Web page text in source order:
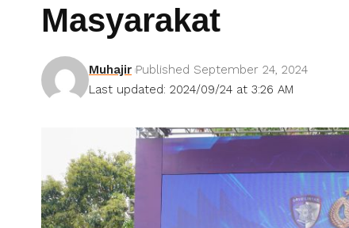
Masyarakat
Last updated: 2024/09/24 at 3:26 AM
Muhajir Published September 24, 2024